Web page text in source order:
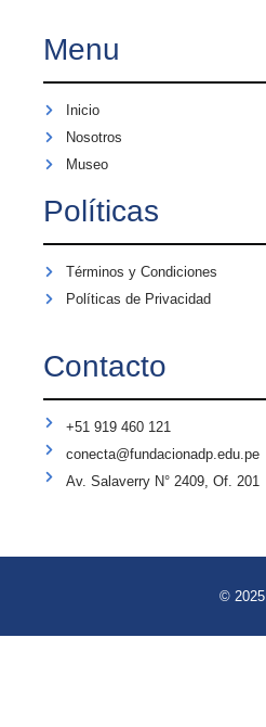
Menu
Inicio
Nosotros
Museo
Políticas
Términos y Condiciones
Políticas de Privacidad
Contacto
+51 919 460 121
conecta@fundacionadp.edu.pe
Av. Salaverry N° 2409, Of. 201
© 2025